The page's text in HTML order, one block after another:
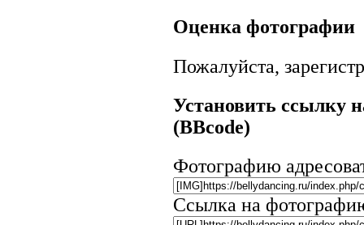
Оценка фотографии
Пожалуйста,
Установить ссылку
(BBcode)
Фотографию
Ссылка на